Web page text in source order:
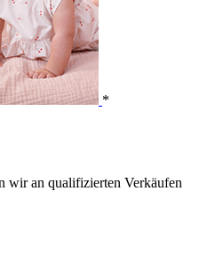
*
wir an qualifizierten Verkäufen